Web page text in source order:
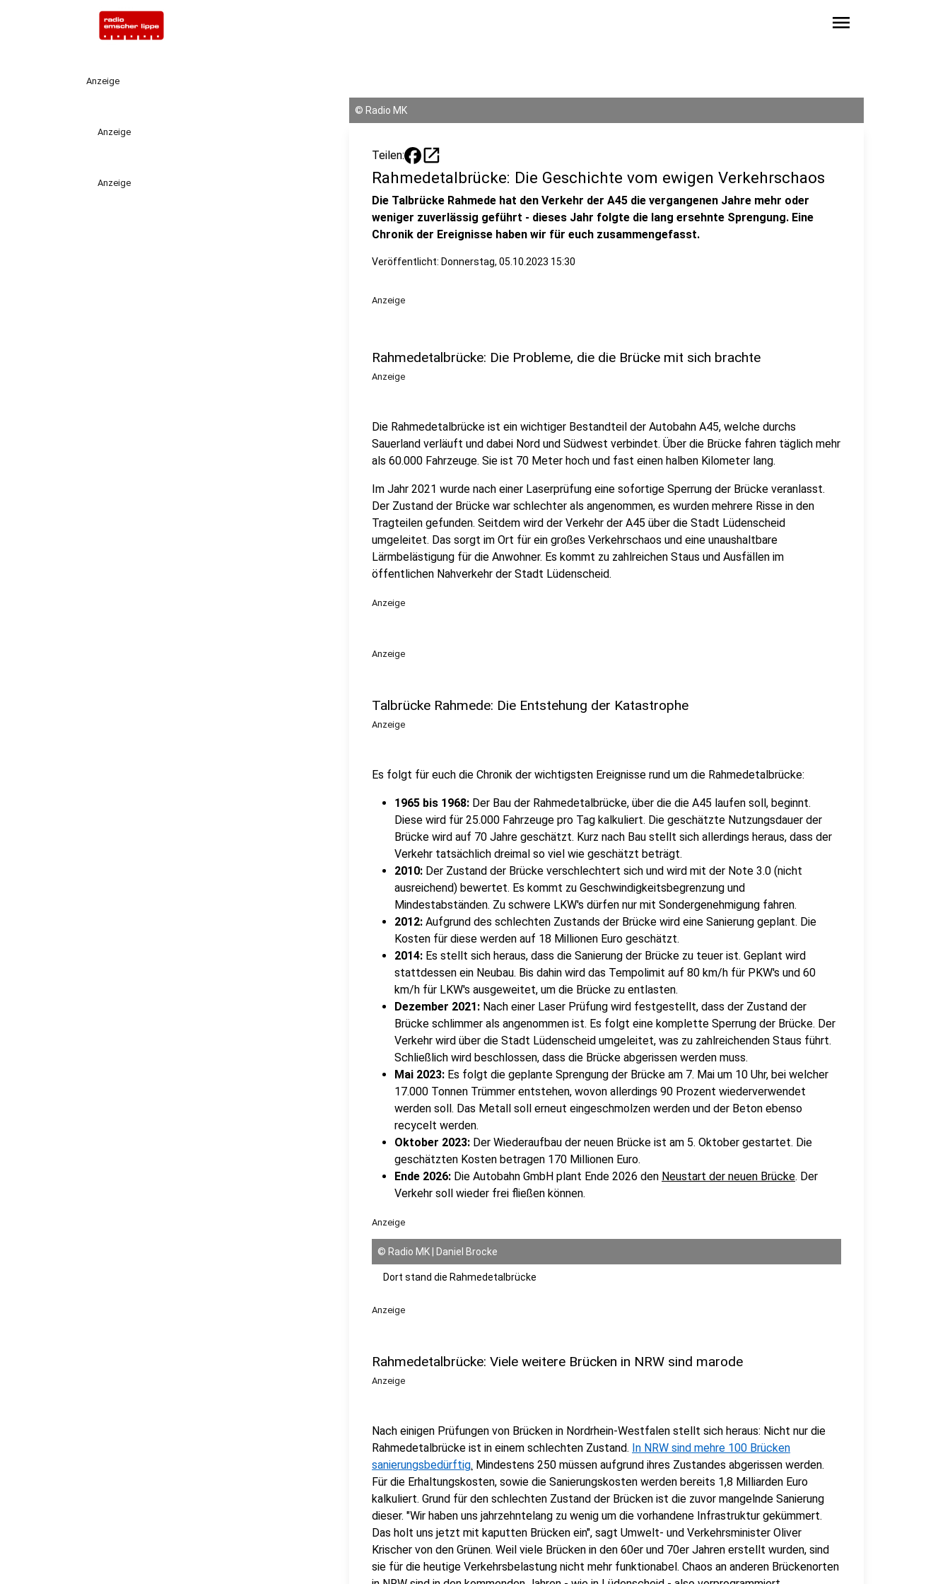
menu
Anzeige
Anzeige
Anzeige
© Radio MK
Teilen: open_in_new
Rahmedetalbrücke: Die Geschichte vom ewigen Verkehrschaos
Die Talbrücke Rahmede hat den Verkehr der A45 die vergangenen Jahre mehr oder
weniger zuverlässig geführt - dieses Jahr folgte die lang ersehnte Sprengung. Eine
Chronik der Ereignisse haben wir für euch zusammengefasst.
Veröffentlicht: Donnerstag, 05.10.2023 15:30
Anzeige
Rahmedetalbrücke: Die Probleme, die die Brücke mit sich brachte
Anzeige
Die Rahmedetalbrücke ist ein wichtiger Bestandteil der Autobahn A45, welche durchs
Sauerland verläuft und dabei Nord und Südwest verbindet. Über die Brücke fahren täglich mehr
als 60.000 Fahrzeuge. Sie ist 70 Meter hoch und fast einen halben Kilometer lang.
Im Jahr 2021 wurde nach einer Laserprüfung eine sofortige Sperrung der Brücke veranlasst.
Der Zustand der Brücke war schlechter als angenommen, es wurden mehrere Risse in den
Tragteilen gefunden. Seitdem wird der Verkehr der A45 über die Stadt Lüdenscheid
umgeleitet. Das sorgt im Ort für ein großes Verkehrschaos und eine unaushaltbare
Lärmbelästigung für die Anwohner. Es kommt zu zahlreichen Staus und Ausfällen im
öffentlichen Nahverkehr der Stadt Lüdenscheid.
Anzeige
Anzeige
Talbrücke Rahmede: Die Entstehung der Katastrophe
Anzeige
Es folgt für euch die Chronik der wichtigsten Ereignisse rund um die Rahmedetalbrücke:
1965 bis 1968: Der Bau der Rahmedetalbrücke, über die die A45 laufen soll, beginnt.
Diese wird für 25.000 Fahrzeuge pro Tag kalkuliert. Die geschätzte Nutzungsdauer der
Brücke wird auf 70 Jahre geschätzt. Kurz nach Bau stellt sich allerdings heraus, dass der
Verkehr tatsächlich dreimal so viel wie geschätzt beträgt.
2010: Der Zustand der Brücke verschlechtert sich und wird mit der Note 3.0 (nicht
ausreichend) bewertet. Es kommt zu Geschwindigkeitsbegrenzung und
Mindestabständen. Zu schwere LKW's dürfen nur mit Sondergenehmigung fahren.
2012: Aufgrund des schlechten Zustands der Brücke wird eine Sanierung geplant. Die
Kosten für diese werden auf 18 Millionen Euro geschätzt.
2014: Es stellt sich heraus, dass die Sanierung der Brücke zu teuer ist. Geplant wird
stattdessen ein Neubau. Bis dahin wird das Tempolimit auf 80 km/h für PKW's und 60
km/h für LKW's ausgeweitet, um die Brücke zu entlasten.
Dezember 2021: Nach einer Laser Prüfung wird festgestellt, dass der Zustand der
Brücke schlimmer als angenommen ist. Es folgt eine komplette Sperrung der Brücke. Der
Verkehr wird über die Stadt Lüdenscheid umgeleitet, was zu zahlreichenden Staus führt.
Schließlich wird beschlossen, dass die Brücke abgerissen werden muss.
Mai 2023: Es folgt die geplante Sprengung der Brücke am 7. Mai um 10 Uhr, bei welcher
17.000 Tonnen Trümmer entstehen, wovon allerdings 90 Prozent wiederverwendet
werden soll. Das Metall soll erneut eingeschmolzen werden und der Beton ebenso
recycelt werden.
Oktober 2023: Der Wiederaufbau der neuen Brücke ist am 5. Oktober gestartet. Die
geschätzten Kosten betragen 170 Millionen Euro.
Ende 2026: Die Autobahn GmbH plant Ende 2026 den Neustart der neuen Brücke. Der
Verkehr soll wieder frei fließen können.
Anzeige
© Radio MK | Daniel Brocke
Dort stand die Rahmedetalbrücke
Anzeige
Rahmedetalbrücke: Viele weitere Brücken in NRW sind marode
Anzeige
Nach einigen Prüfungen von Brücken in Nordrhein-Westfalen stellt sich heraus: Nicht nur die
Rahmedetalbrücke ist in einem schlechten Zustand. In NRW sind mehre 100 Brücken
sanierungsbedürftig. Mindestens 250 müssen aufgrund ihres Zustandes abgerissen werden.
Für die Erhaltungskosten, sowie die Sanierungskosten werden bereits 1,8 Milliarden Euro
kalkuliert. Grund für den schlechten Zustand der Brücken ist die zuvor mangelnde Sanierung
dieser. "Wir haben uns jahrzehntelang zu wenig um die vorhandene Infrastruktur gekümmert.
Das holt uns jetzt mit kaputten Brücken ein", sagt Umwelt- und Verkehrsminister Oliver
Krischer von den Grünen. Weil viele Brücken in den 60er und 70er Jahren erstellt wurden, sind
sie für die heutige Verkehrsbelastung nicht mehr funktionabel. Chaos an anderen Brückenorten